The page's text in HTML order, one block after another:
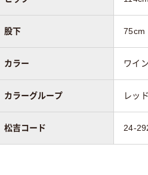
股下 75cm
カラー ワイン
カラーグループ レッ
松吉コード 24-